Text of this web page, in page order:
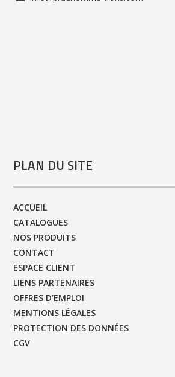
PLAN DU SITE
ACCUEIL
CATALOGUES
NOS PRODUITS
CONTACT
ESPACE CLIENT
LIENS PARTENAIRES
OFFRES D’EMPLOI
MENTIONS LÉGALES
PROTECTION DES DONNÉES
CGV